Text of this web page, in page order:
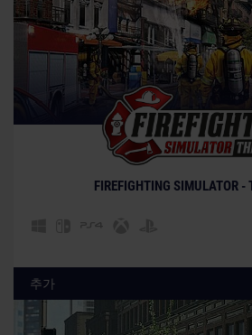
FIREFIGHTING SIMULATOR -
추가